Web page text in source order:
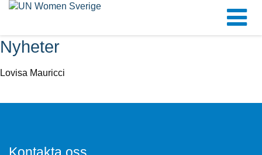
Nyheter
Lovisa Mauricci